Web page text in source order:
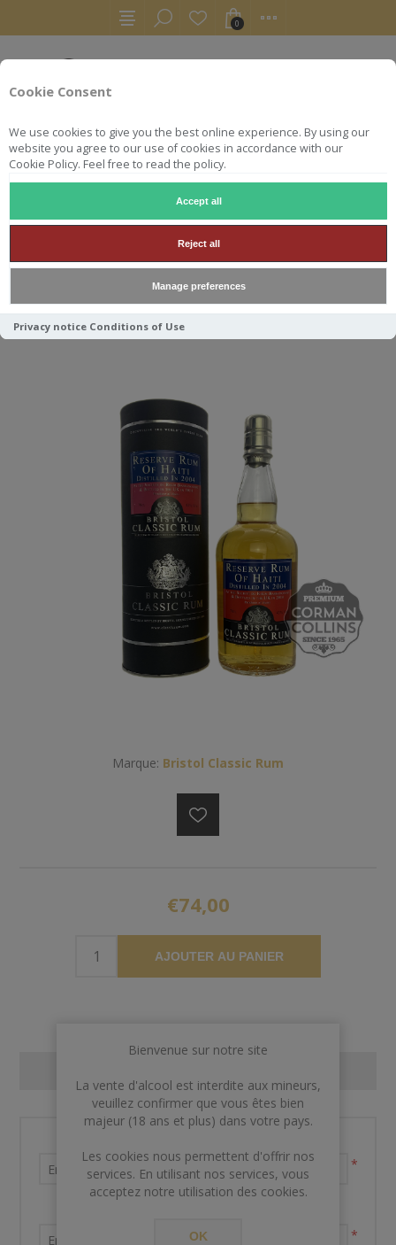
Cookie Consent
We use cookies to give you the best online experience. By using our
website you agree to our use of cookies in accordance with our
Cookie Policy. Feel free to read the policy.
Accept all
Reject all
Manage preferences
Privacy notice Conditions of Use
0
BRISTOL 70 CL 43° RESERVE
RUM OF HAITI 2003
Marque: Bristol Classic Rum
€74,00
AJOUTER AU PANIER
*
*
Bienvenue sur notre site
La vente d'alcool est interdite aux mineurs,
veuillez confirmer que vous êtes bien
majeur (18 ans et plus) dans votre pays.
Les cookies nous permettent d'offrir nos
services. En utilisant nos services, vous
acceptez notre utilisation des cookies.
OK